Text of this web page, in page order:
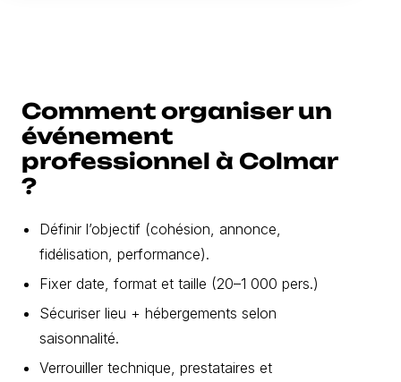
Comment organiser un
événement
professionnel à Colmar
?
Définir l’objectif (cohésion, annonce,
fidélisation, performance).
Fixer date, format et taille (20–1 000 pers.)
Sécuriser lieu + hébergements selon
saisonnalité.
Verrouiller technique, prestataires et